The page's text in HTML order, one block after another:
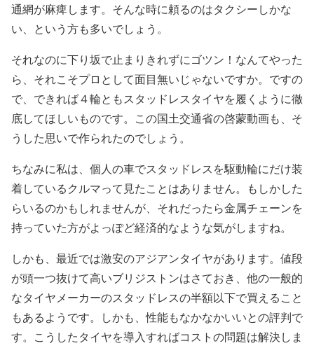
通網が麻痺します。そんな時に頼るのはタクシーしかな
い、という方も多いでしょう。
それなのに下り坂で止まりきれずにゴツン！なんてやった
ら、それこそプロとして面目無いじゃないですか。ですの
で、できれば４輪ともスタッドレスタイヤを履くように徹
底してほしいものです。この国土交通省の啓蒙動画も、そ
うした思いで作られたのでしょう。
ちなみに私は、個人の車でスタッドレスを駆動輪にだけ装
着しているクルマって見たことはありません。もしかした
らいるのかもしれませんが、それだったら金属チェーンを
持っていた方がよっぽど経済的なような気がしますね。
しかも、最近では激安のアジアンタイヤがあります。値段
が頭一つ抜けて高いブリジストンはさておき、他の一般的
なタイヤメーカーのスタッドレスの半額以下で買えること
もあるようです。しかも、性能もなかなかいいとの評判で
す。こうしたタイヤを導入すればコストの問題は解決しま